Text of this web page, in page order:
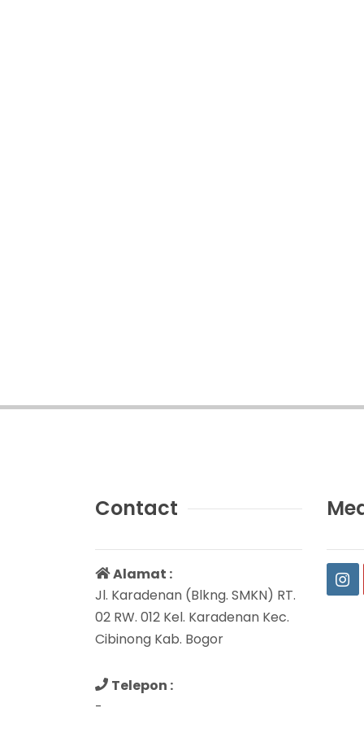
Contact
Alamat :
Jl. Karadenan (Blkng. SMKN) RT.
02 RW. 012 Kel. Karadenan Kec.
Cibinong Kab. Bogor
Telepon :
-